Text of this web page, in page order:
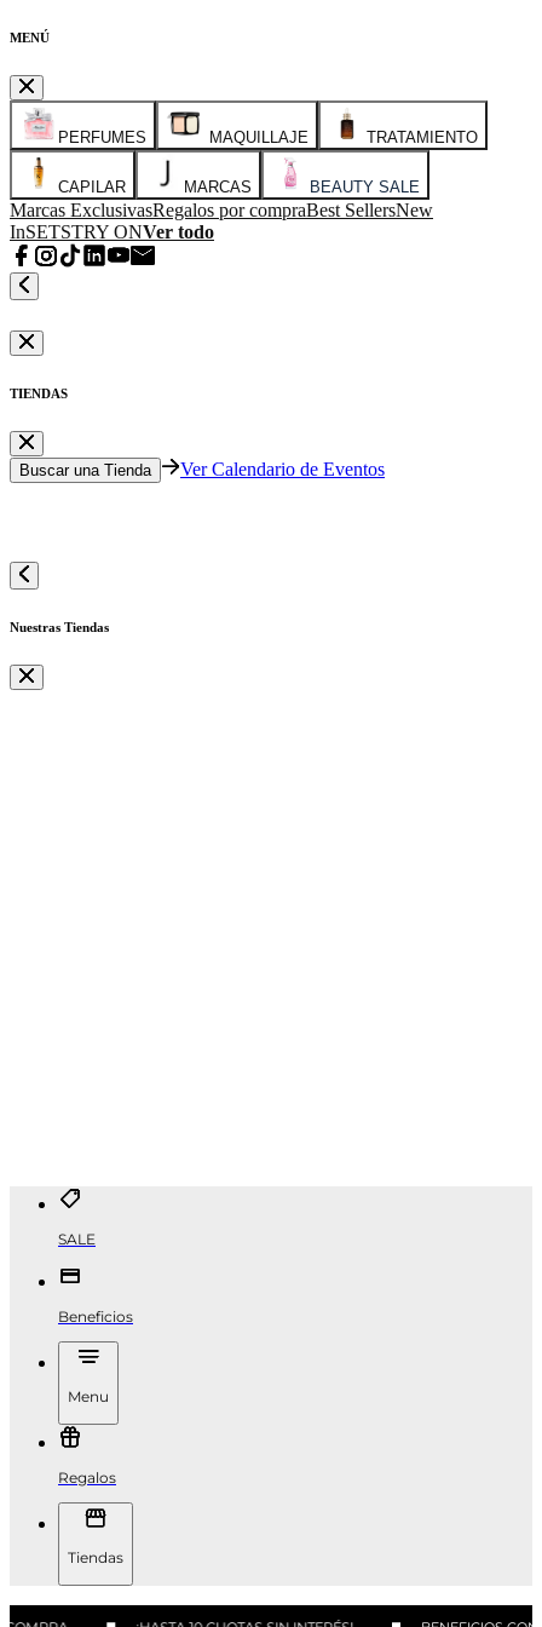
MENÚ
PERFUMES MAQUILLAJE TRATAMIENTO
CAPILAR MARCAS BEAUTY SALE
Marcas ExclusivasRegalos por compraBest SellersNew
InSETSTRY ONVer todo
TIENDAS
Buscar una Tienda Ver Calendario de Eventos
Nuestras Tiendas
SALE
Beneficios
Menu
Regalos
Tiendas